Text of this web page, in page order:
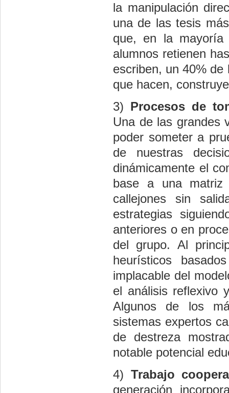
la manipulación
una de las tesis
que, en la mayoría
alumnos retienen
escriben, un 40%
que hacen,
3) Procesos de
Una de las grandes
poder someter a
de nuestras
dinámicamente el
base a una matriz
callejones sin
estrategias
anteriores o en
del grupo. Al
heurísticos
implacable del
el análisis reflexivo
Algunos de los
sistemas expertos
de destreza
notable potencial
4) Trabajo
generación